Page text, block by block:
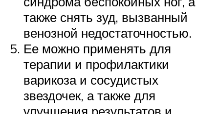
также снять зуд, вызванный
венозной недостаточностью.
Ее можно применять для
терапии и профилактики
варикоза и сосудистых
звездочек, а также для